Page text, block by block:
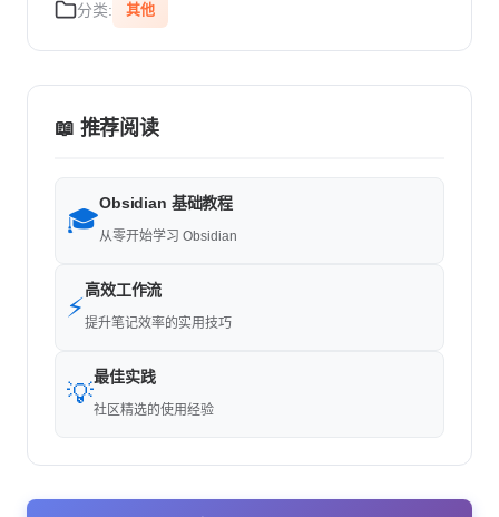
分类:
其他
📖 推荐阅读
🎓
Obsidian 基础教程
从零开始学习 Obsidian
⚡
高效工作流
提升笔记效率的实用技巧
💡
最佳实践
社区精选的使用经验